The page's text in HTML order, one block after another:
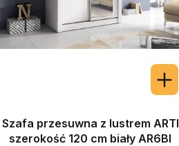
Szafa przesuwna z lustrem ARTI
szerokość 120 cm biały AR6BI